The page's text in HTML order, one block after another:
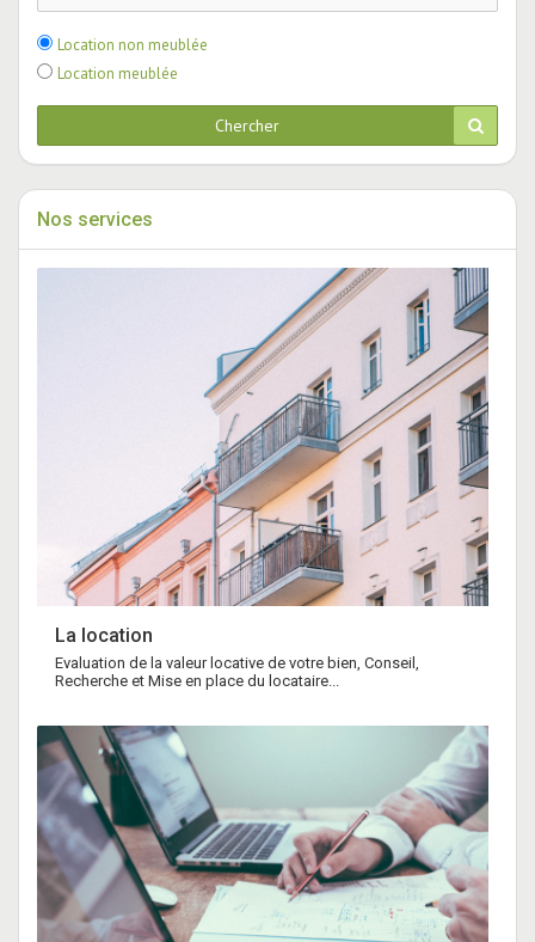
Location non meublée
Location meublée
Chercher
Nos services
La location
Evaluation de la valeur locative de votre bien, Conseil,
Recherche et Mise en place du locataire...